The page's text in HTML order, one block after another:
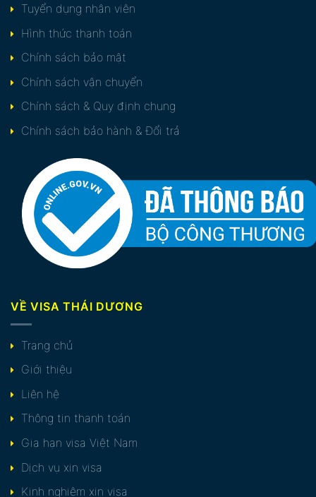
Tuyển dụng nhân viên
Hình thức thanh toán
Chính sách bảo mật
Chính sách vận chuyển
Chính sách & Quy định chung
Chính sách bảo hành & Đổi trả
VỀ VISA THÁI DƯƠNG
Trang chủ
Giới thiệu
Liên hệ
Thông tin thanh toán
Gia hạn visa Việt Nam
Dịch vụ xin visa
Kinh nghiệm xin visa